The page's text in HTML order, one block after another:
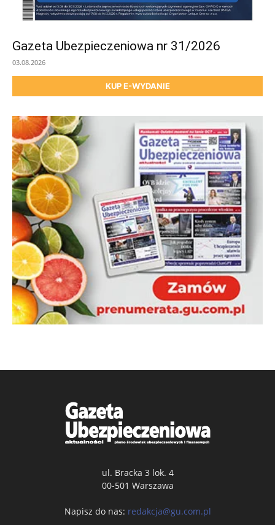
Gazeta Ubezpieczeniowa nr 31/2026
03.08.2026
KUP E-WYDANIE
ul. Bracka 3 lok. 4
00-501 Warszawa
Napisz do nas: redakcja@gu.com.pl